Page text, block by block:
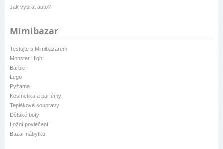
Jak vybrat auto?
Mimibazar
Testujte s Mimibazarem
Monster High
Barbie
Lego
Pyžama
Kosmetika a parfémy
Teplákové soupravy
Dětské boty
Ložní povlečení
Bazar nábytku